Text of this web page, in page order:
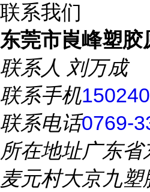
联系我们
东莞市崀峰塑胶
联系人 刘万成
联系手机
联系电话0769-
所在地址广东省
麦元村大京九